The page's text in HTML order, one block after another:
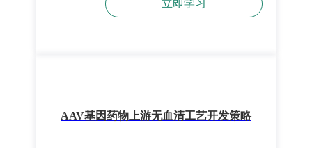
立即学习
AAV基因药物上游无血清工艺开发策略